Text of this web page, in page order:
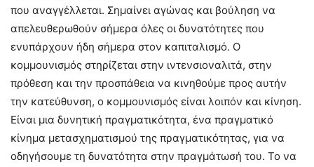
που αναγγέλλεται. Σημαίνει αγώνας και βούληση να
απελευθερωθούν σήμερα όλες οι δυνατότητες που
ενυπάρχουν ήδη σήμερα στον καπιταλισμό. Ο
κομμουνισμός στηρίζεται στην ιντενσιοναλιτά, στην
πρόθεση και την προσπάθεια να κινηθούμε προς αυτήν
την κατεύθυνση, ο κομμουνισμός είναι λοιπόν και κίνηση.
Είναι μια δυνητική πραγματικότητα, ένα πραγματικό
κίνημα μετασχηματισμού της πραγματικότητας, για να
οδηγήσουμε τη δυνατότητα στην πραγμάτωσή του. Το να